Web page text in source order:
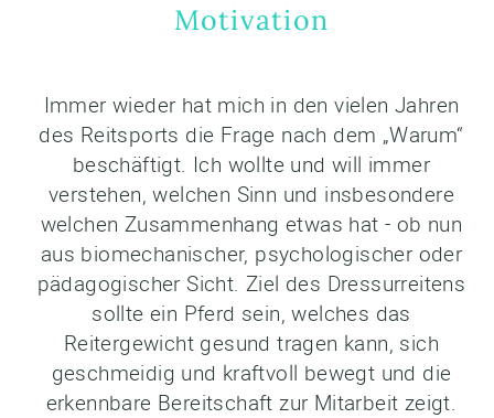
Motivation
Immer wieder hat mich in den vielen Jahren
des Reitsports die Frage nach dem „Warum“
beschäftigt. Ich wollte und will immer
verstehen, welchen Sinn und insbesondere
welchen Zusammenhang etwas hat - ob nun
aus biomechanischer, psychologischer oder
pädagogischer Sicht. Ziel des Dressurreitens
sollte ein Pferd sein, welches das
Reitergewicht gesund tragen kann, sich
geschmeidig und kraftvoll bewegt und die
erkennbare Bereitschaft zur Mitarbeit zeigt.